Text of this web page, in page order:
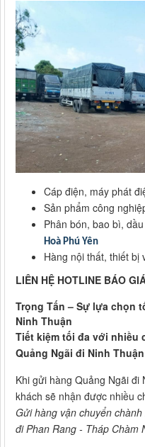
Cáp điện, máy phát
Sản phẩm công
Phân bón, bao bì,
Hoà Phú Yên
Hàng nội thất, thiết bị
LIÊN HỆ HOTLINE BÁO
Trọng Tấn – Sự lựa chọn
Ninh Thuận
Tiết kiệm tối đa với nhiều
Quảng Ngãi đi Ninh Thuận
Khi gửi hàng Quảng Ngãi đi
khách sẽ nhận được nhiều
Gửi hàng vận chuyển
đi Phan Rang - Tháp Chàm